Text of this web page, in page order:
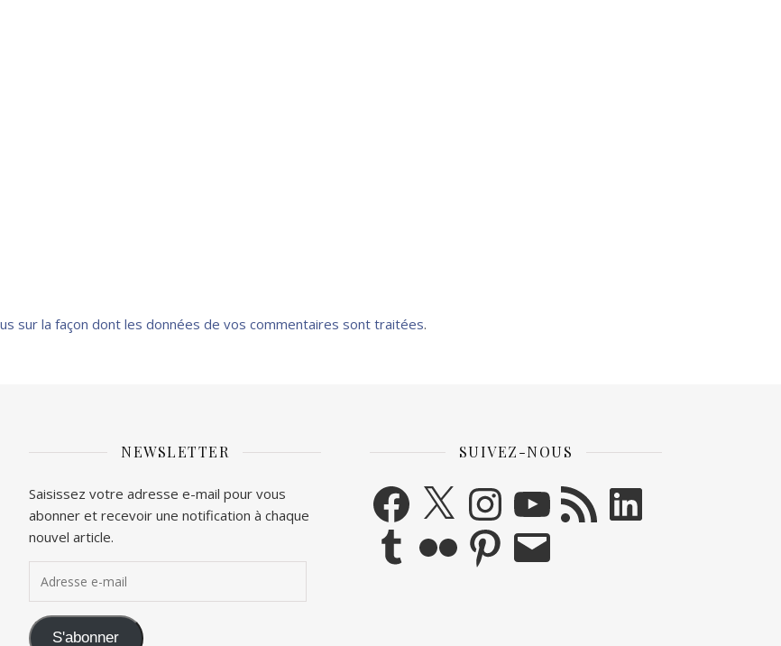
sur la façon dont les données de vos commentaires sont traitées.
NEWSLETTER
Saisissez votre adresse e-mail pour vous
abonner et recevoir une notification à chaque
nouvel article.
S'abonner
SUIVEZ-NOUS
Facebook
X InstagramYouTubeFlux RSSLinkedIn
Tumblr PinterestE-mail